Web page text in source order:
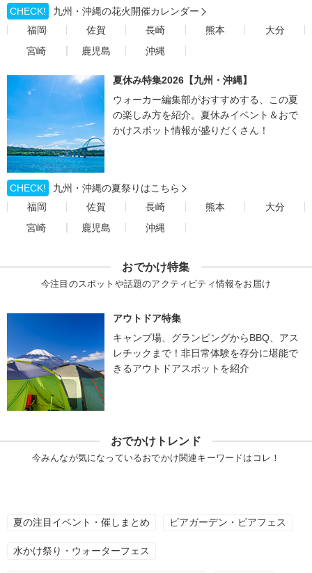
CHECK!
九州・沖縄の花火開催カレンダー
福岡
佐賀 長崎 熊本
大分
宮崎
鹿児島 沖縄
夏休み特集2026【九州・沖縄】
ウォーカー編集部がおすすめする、この夏
の楽しみ方を紹介。夏休みイベント＆おで
かけスポット情報が盛りだくさん！
CHECK!
九州・沖縄の夏祭りはこちら
福岡
佐賀 長崎 熊本
大分
宮崎
鹿児島 沖縄
おでかけ特集
今注目のスポットや話題のアクティビティ情報をお届け
アウトドア特集
キャンプ場、グランピングからBBQ、アス
レチックまで！非日常体験を存分に堪能で
きるアウトドアスポットを紹介
おでかけトレンド
今みんなが気になっているおでかけ関連キーワードはコレ！
夏の注目イベント・催しまとめ ビアガーデン・ビアフェス
水かけ祭り・ウォーターフェス